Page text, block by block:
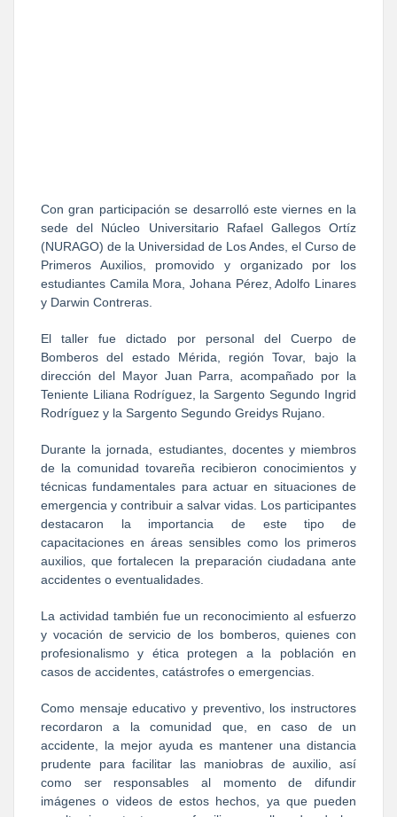
Con gran participación se desarrolló este viernes en la
sede del Núcleo Universitario Rafael Gallegos Ortíz
(NURAGO) de la Universidad de Los Andes, el Curso de
Primeros Auxilios, promovido y organizado por los
estudiantes Camila Mora, Johana Pérez, Adolfo Linares
y Darwin Contreras.
El taller fue dictado por personal del Cuerpo de
Bomberos del estado Mérida, región Tovar, bajo la
dirección del Mayor Juan Parra, acompañado por la
Teniente Liliana Rodríguez, la Sargento Segundo Ingrid
Rodríguez y la Sargento Segundo Greidys Rujano.
Durante la jornada, estudiantes, docentes y miembros
de la comunidad tovareña recibieron conocimientos y
técnicas fundamentales para actuar en situaciones de
emergencia y contribuir a salvar vidas. Los participantes
destacaron la importancia de este tipo de
capacitaciones en áreas sensibles como los primeros
auxilios, que fortalecen la preparación ciudadana ante
accidentes o eventualidades.
La actividad también fue un reconocimiento al esfuerzo
y vocación de servicio de los bomberos, quienes con
profesionalismo y ética protegen a la población en
casos de accidentes, catástrofes o emergencias.
Como mensaje educativo y preventivo, los instructores
recordaron a la comunidad que, en caso de un
accidente, la mejor ayuda es mantener una distancia
prudente para facilitar las maniobras de auxilio, así
como ser responsables al momento de difundir
imágenes o videos de estos hechos, ya que pueden